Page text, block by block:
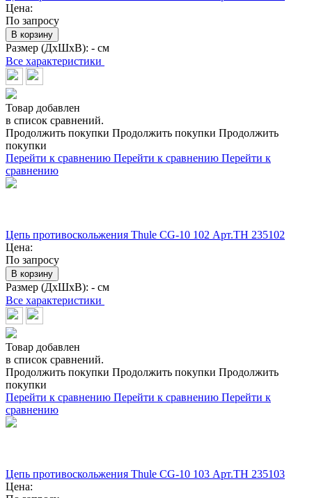
Цена:
По запросу
В корзину
Размер (ДхШхВ): - см
Все характеристики
Товар добавлен
в список сравнений.
Продолжить покупки Продолжить покупки Продолжить
покупки
Перейти к сравнению Перейти к сравнению Перейти к
сравнению
Цепь противоскольжения Thule CG-10 102 Арт.TH 235102
Цена:
По запросу
В корзину
Размер (ДхШхВ): - см
Все характеристики
Товар добавлен
в список сравнений.
Продолжить покупки Продолжить покупки Продолжить
покупки
Перейти к сравнению Перейти к сравнению Перейти к
сравнению
Цепь противоскольжения Thule CG-10 103 Арт.TH 235103
Цена: